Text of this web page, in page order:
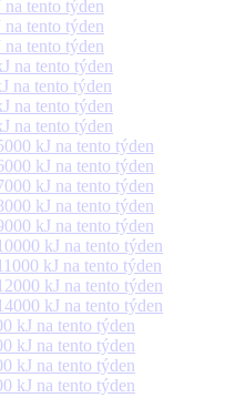
tento týden
tento týden
tento týden
na tento týden
na tento týden
na tento týden
na tento týden
kJ na tento týden
kJ na tento týden
kJ na tento týden
kJ na tento týden
kJ na tento týden
kJ na tento týden
kJ na tento týden
kJ na tento týden
kJ na tento týden
kJ na tento týden
kJ na tento týden
kJ na tento týden
kJ na tento týden